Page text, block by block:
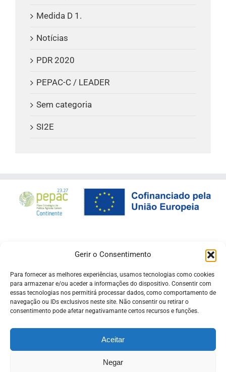
Gerir o Consentimento
Para fornecer as melhores experiências, usamos tecnologias como cookies
para armazenar e/ou aceder a informações do dispositivo. Consentir com
essas tecnologias nos permitirá processar dados, como comportamento de
navegação ou IDs exclusivos neste site. Não consentir ou retirar o
consentimento pode afetar negativamante certos recursos e funções.
Aceitar
Negar
Medida D 1.
Notícias
PDR 2020
PEPAC-C / LEADER
Sem categoria
SI2E
| Desenvolvido pela